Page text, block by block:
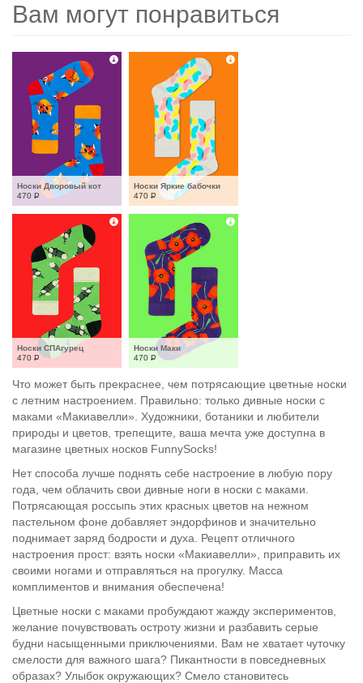
Вам могут понравиться
Носки Дворовый кот
470 Р
Носки Яркие бабочки
470 Р
Носки СПАгурец
470 Р
Носки Маки
470 Р
Что может быть прекраснее, чем потрясающие цветные носки
с летним настроением. Правильно: только дивные носки с
маками «Макиавелли». Художники, ботаники и любители
природы и цветов, трепещите, ваша мечта уже доступна в
магазине цветных носков FunnySocks!
Нет способа лучше поднять себе настроение в любую пору
года, чем облачить свои дивные ноги в носки с маками.
Потрясающая россыпь этих красных цветов на нежном
пастельном фоне добавляет эндорфинов и значительно
поднимает заряд бодрости и духа. Рецепт отличного
настроения прост: взять носки «Макиавелли», приправить их
своими ногами и отправляться на прогулку. Масса
комплиментов и внимания обеспечена!
Цветные носки с маками пробуждают жажду экспериментов,
желание почувствовать остроту жизни и разбавить серые
будни насыщенными приключениями. Вам не хватает чуточку
смелости для важного шага? Пикантности в повседневных
образах? Улыбок окружающих? Смело становитесь